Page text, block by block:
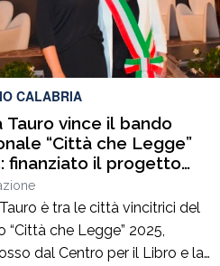
principale anche se il
da approvare è di estrema
per la […]
CALABRIA
Tauro vince il bando
“Città che Legge”
finanziato il progetto
di Porto. Stori che
il mare e la città”
è tra le città vincitrici del
“Città che Legge” 2025,
dal Centro per il Libro e la